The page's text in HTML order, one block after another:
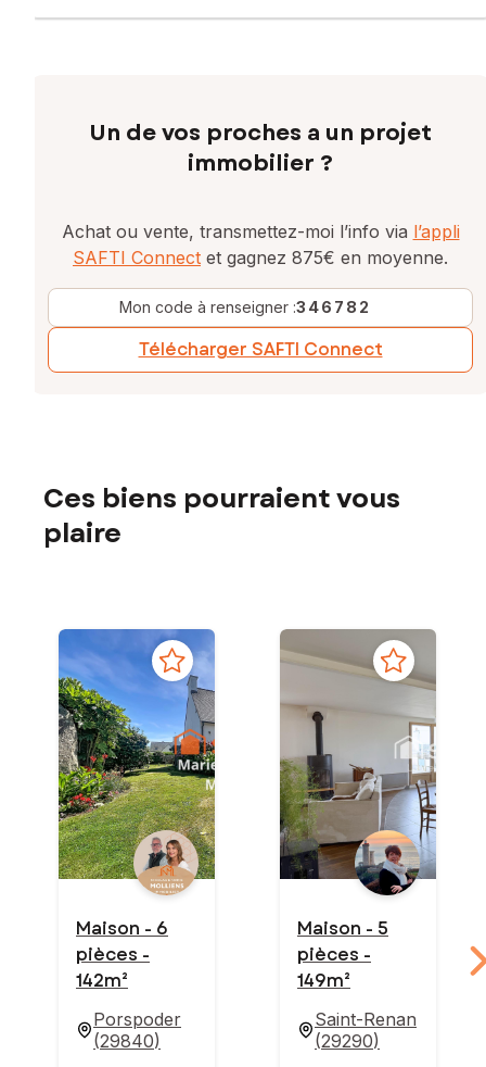
Un de vos proches a un projet
immobilier ?
Achat ou vente, transmettez-moi l’info via l’appli
SAFTI Connect et gagnez 875€ en moyenne.
Mon code à renseigner :346782
Télécharger SAFTI Connect
Ces biens pourraient vous
plaire
Maison - 6
pièces -
142m²
Porspoder
(29840)
Maison - 5
pièces -
149m²
Saint-Renan
(29290)